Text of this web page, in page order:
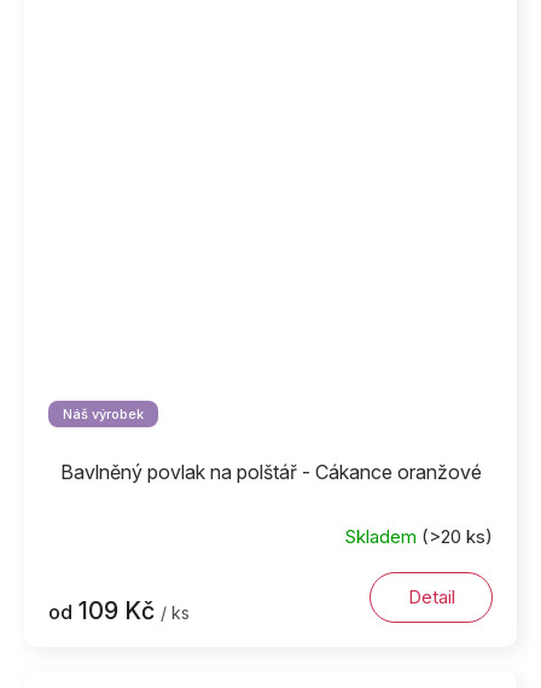
Náš výrobek
Bavlněný povlak na polštář - Cákance oranžové
Skladem (>20 ks)
od 109 Kč / ks
Detail